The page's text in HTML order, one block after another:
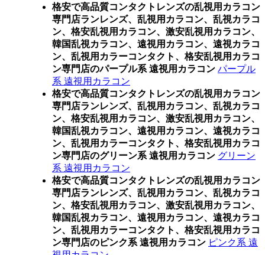
格安で高品質コンタクトレンズの乱視用カラコン
専門店ランレンズ、乱視用カラコン、乱視カラコ
ン、格安乱視用カラコン、激安乱視用カラコン、
韓国乱視カラコン、遠視用カラコン、遠視カラコ
ン、乱視用カラーコンタクト、格安乱視用カラコ
ン専門店のパープル系 遠視用カラコン パープル
系 遠視用カラコン
格安で高品質コンタクトレンズの乱視用カラコン
専門店ランレンズ、乱視用カラコン、乱視カラコ
ン、格安乱視用カラコン、激安乱視用カラコン、
韓国乱視カラコン、遠視用カラコン、遠視カラコ
ン、乱視用カラーコンタクト、格安乱視用カラコ
ン専門店のグリーン系 遠視用カラコン グリーン
系 遠視用カラコン
格安で高品質コンタクトレンズの乱視用カラコン
専門店ランレンズ、乱視用カラコン、乱視カラコ
ン、格安乱視用カラコン、激安乱視用カラコン、
韓国乱視カラコン、遠視用カラコン、遠視カラコ
ン、乱視用カラーコンタクト、格安乱視用カラコ
ン専門店のピンク系 遠視用カラコン ピンク系 遠